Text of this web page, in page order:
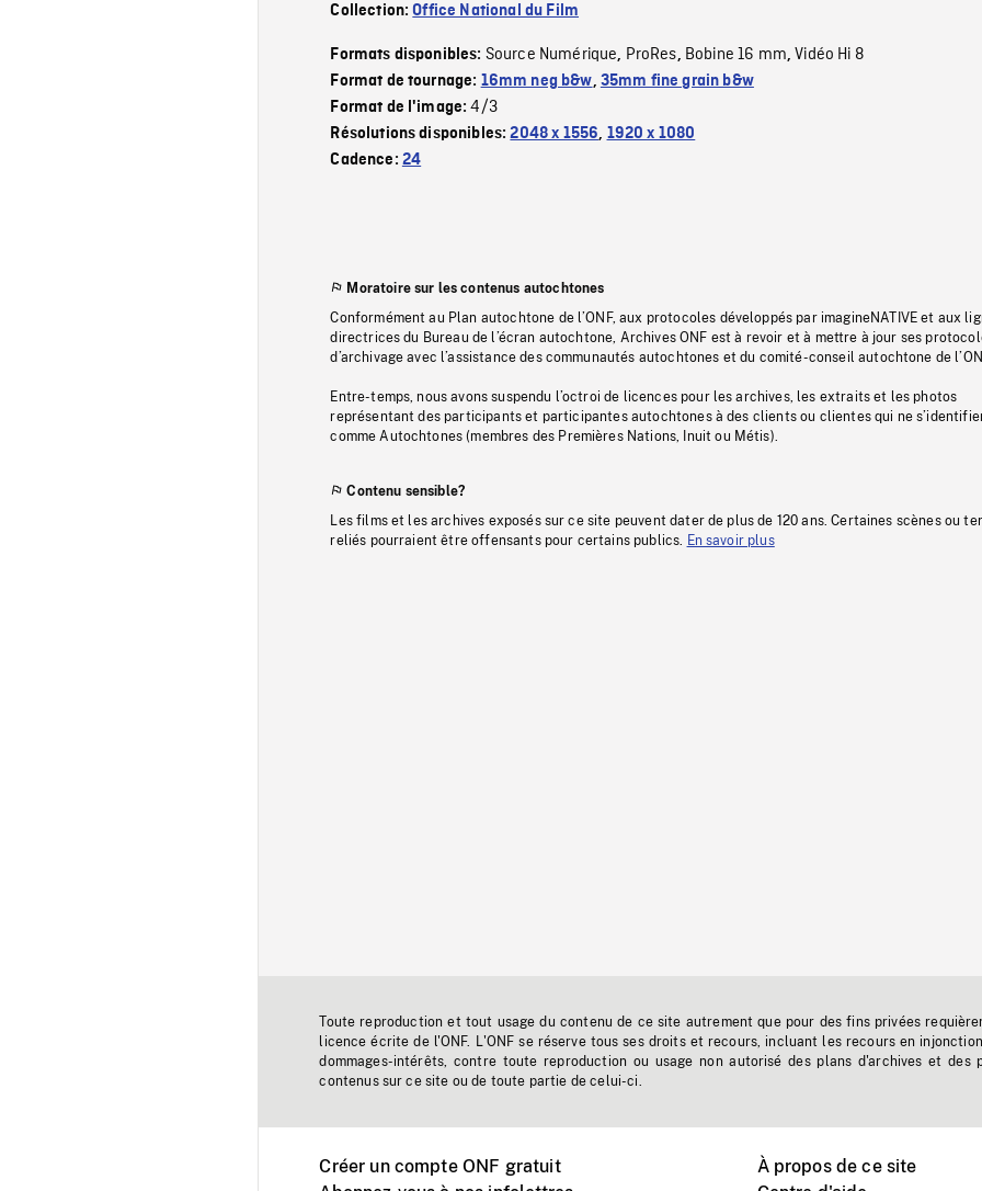
Collection:Office National du Film
Formats disponibles: Source Numérique, ProRes, Bobine 16 mm,Vidéo Hi 8
Format de tournage: 16mm neg b&w, 35mm fine grain b&w
Format de l'image:4/3
Résolutions disponibles:2048 x 1556, 1920 x 1080
Cadence: 24
Moratoire sur les contenus autochtones
Conformément au Plan autochtone de l’ONF, aux protocoles développés par imagineNATIVE et aux
directrices du Bureau de l’écran autochtone, Archives ONF est à revoir et à mettre à jour ses
d’archivage avec l’assistance des communautés autochtones et du comité-conseil autochtone de
Entre-temps, nous avons suspendu l’octroi de licences pour les archives, les extraits et les photos
représentant des participants et participantes autochtones à des clients ou clientes qui ne
comme Autochtones (membres des Premières Nations, Inuit ou Métis).
Contenu sensible?
Les films et les archives exposés sur ce site peuvent dater de plus de 120 ans. Certaines scènes ou
reliés pourraient être offensants pour certains publics.
En savoir plus
Toute reproduction et tout usage du contenu de ce site autrement que pour des fins privées
licence écrite de l'ONF. L'ONF se réserve tous ses droits et recours, incluant les recours en
dommages-intérêts, contre toute reproduction ou usage non autorisé des plans d'archives et des
contenus sur ce site ou de toute partie de celui-ci.
Créer un compte ONF gratuit
À propos de ce site